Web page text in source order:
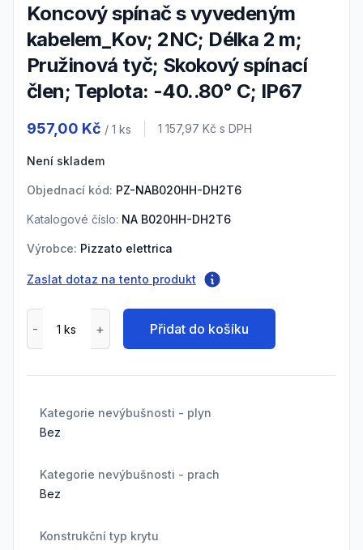
Koncový spínač s vyvedeným
kabelem_Kov; 2NC; Délka 2 m;
Pružinová tyč; Skokový spínací
člen; Teplota: -40..80° C; IP67
957,00 Kč / 1 ks Cena s DPH
1 157,97 Kč s DPH
Není skladem
Objednací kód: PZ-NAB020HH-DH2T6
Katalogové číslo: NA B020HH-DH2T6
Výrobce: Pizzato elettrica
Zaslat dotaz na tento produkt
Přidat do košíku
Kategorie nevýbušnosti - plyn
Bez
Kategorie nevýbušnosti - prach
Bez
Konstrukční typ krytu